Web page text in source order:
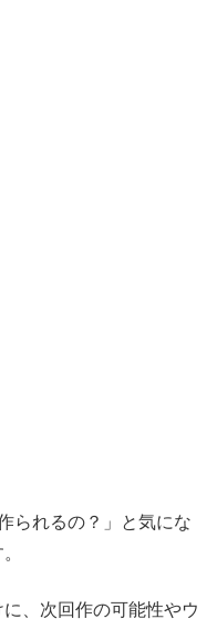
られるの？」と気にな
、次回作の可能性やウ